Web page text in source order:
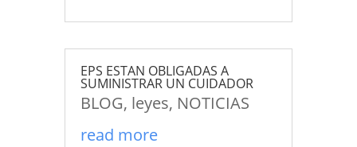
EPS ESTAN OBLIGADAS A
SUMINISTRAR UN CUIDADOR
BLOG, leyes, NOTICIAS
read more